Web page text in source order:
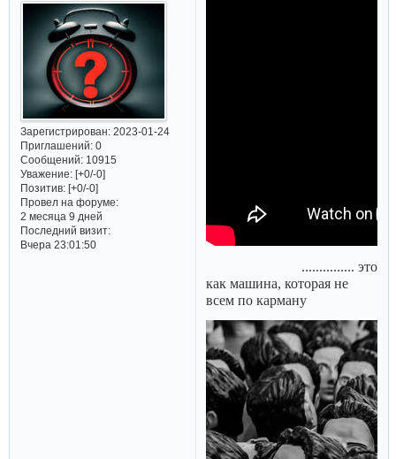
Зарегистрирован: 2023-01-24
Приглашений:0
Сообщений:10915
Уважение: [+0/-0]
Позитив: [+0/-0]
Провел на форуме:
2 месяца 9 дней
Последний визит:
Вчера 23:01:50
............... это
как машина, которая не
всем по карману